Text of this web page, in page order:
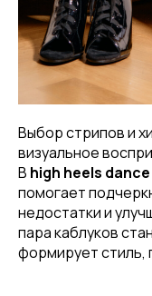
Выбор стрипов и
визуальное
В high heels dance
помогает
недостатки и
пара каблуков
формирует стиль,